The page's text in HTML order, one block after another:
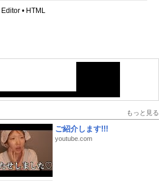
Editor • HTML
もっと見る
ご紹介します!!!
youtube.com